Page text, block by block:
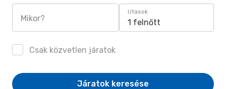
Mikor?
Utasok
1 felnőtt
Csak közvetlen járatok
Járatok keresése